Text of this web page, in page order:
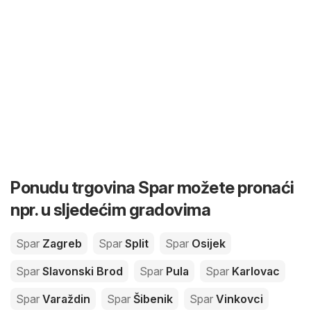
Ponudu trgovina Spar možete pronaći
npr. u sljedećim gradovima
Spar Zagreb Spar Split Spar Osijek
Spar Slavonski Brod Spar Pula Spar Karlovac
Spar Varaždin Spar Šibenik Spar Vinkovci